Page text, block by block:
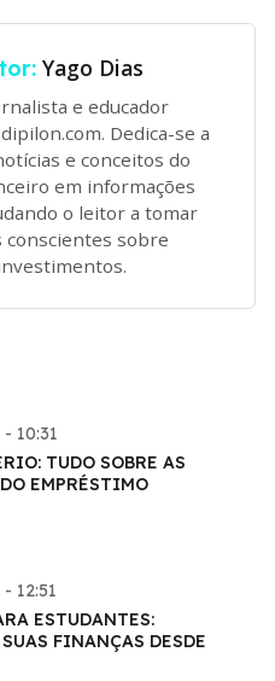
Yago Dias
e educador
Dedica-se a
e conceitos do
em informações
o leitor a tomar
conscientes sobre
10:31
TUDO SOBRE AS
EMPRÉSTIMO
12:51
ESTUDANTES:
FINANÇAS DESDE